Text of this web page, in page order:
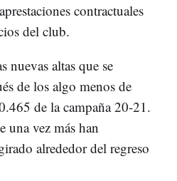
contractuales
del club.
nuevas altas que se
de los algo menos de
de la campaña 20-21.
una vez más han
alrededor del regreso